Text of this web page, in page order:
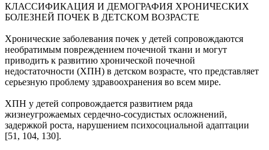
КЛАССИФИКАЦИЯ И ДЕМОГРАФИЯ ХРОНИЧЕСКИХ
БОЛЕЗНЕЙ ПОЧЕК В ДЕТСКОМ ВОЗРАСТЕ
Хронические заболевания почек у детей сопровождаются
необратимым повреждением почечной ткани и могут
приводить к развитию хронической почечной
недостаточности (ХПН) в детском возрасте, что представляет
серьезную проблему здравоохранения во всем мире.
ХПН у детей сопровождается развитием ряда
жизнеугрожаемых сердечно-сосудистых осложнений,
задержкой роста, нарушением психосоциальной адаптации
[51, 104, 130].